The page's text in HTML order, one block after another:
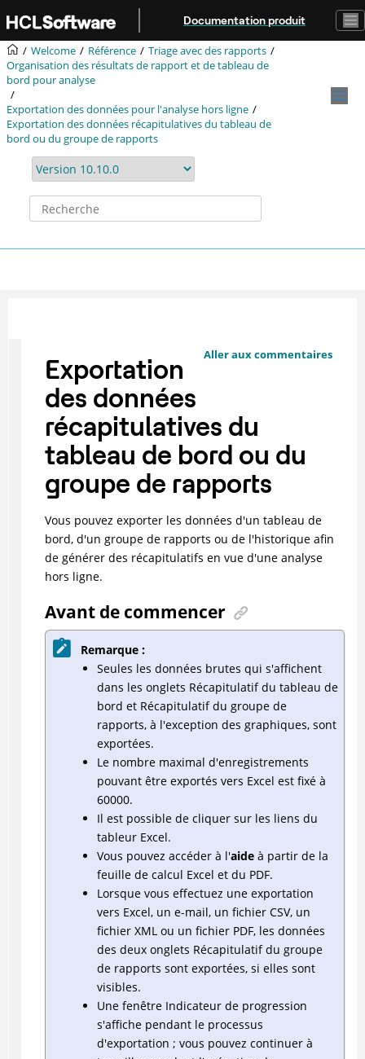
Aller au contenu principal
Documentation produit
Welcome Référence
Triage avec des rapports
Organisation des résultats de rapport et de tableau de
bord pour analyse
Exportation des données pour l'analyse hors ligne
Exportation des données récapitulatives du tableau de
bord ou du groupe de rapports
Aller aux commentaires
Exportation
des données
récapitulatives du
tableau de bord ou du
groupe de rapports
Vous pouvez exporter les données d'un tableau de
bord, d'un groupe de rapports ou de l'historique afin
de générer des récapitulatifs en vue d'une analyse
hors ligne.
Avant de commencer
Remarque :
Seules les données brutes qui s'affichent
dans les onglets Récapitulatif du tableau de
bord et Récapitulatif du groupe de
rapports, à l'exception des graphiques, sont
exportées.
Le nombre maximal d'enregistrements
pouvant être exportés vers Excel est fixé à
60000.
Il est possible de cliquer sur les liens du
tableur Excel.
Vous pouvez accéder à l'aideà partir de la
feuille de calcul Excel et du PDF.
Lorsque vous effectuez une exportation
vers Excel, un e-mail, un fichier CSV, un
fichier XML ou un fichier PDF, les données
des deux onglets Récapitulatif du groupe
de rapports sont exportées, si elles sont
visibles.
Une fenêtre Indicateur de progression
s'affiche pendant le processus
d'exportation ; vous pouvez continuer à